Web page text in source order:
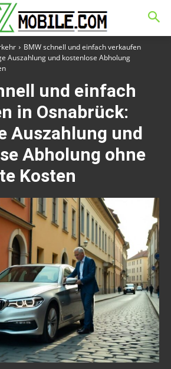
BMW schnell und einfach verkaufen
Auszahlung und kostenlose Abholung
und einfach
in Osnabrück:
Auszahlung und
Abholung ohne
Kosten